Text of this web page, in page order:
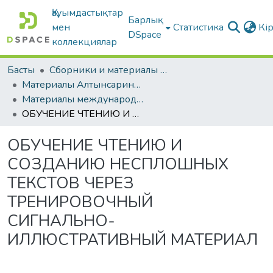
Қауымдастықтар
мен
коллекциялар
Барлық
DSpace
Статистика
Басты
Сборники и материалы конференций
Материалы Алтынсаринских педагогических чтений
Материалы международной научно-практической конференции к 180-летию Ы.Алтынсарина "Просветительские идеи Ы.Алтынсарина: истоки, развитие, современность"
ОБУЧЕНИЕ ЧТЕНИЮ И СОЗДАНИЮ НЕСПЛОШНЫХ ТЕКСТОВ ЧЕРЕЗ ТРЕНИРОВОЧНЫЙ СИГНАЛЬНО-ИЛЛЮСТРАТИВНЫЙ МАТЕРИАЛ
ОБУЧЕНИЕ ЧТЕНИЮ И
СОЗДАНИЮ НЕСПЛОШНЫХ
ТЕКСТОВ ЧЕРЕЗ
ТРЕНИРОВОЧНЫЙ
СИГНАЛЬНО-
ИЛЛЮСТРАТИВНЫЙ МАТЕРИАЛ